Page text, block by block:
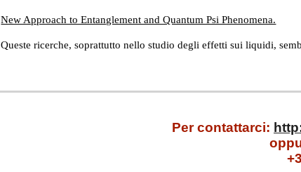
New Approach to Entanglement and Quantum Psi Phenomena.
Queste ricerche, soprattutto nello studio degli effetti sui liquidi,
Per contattarci: